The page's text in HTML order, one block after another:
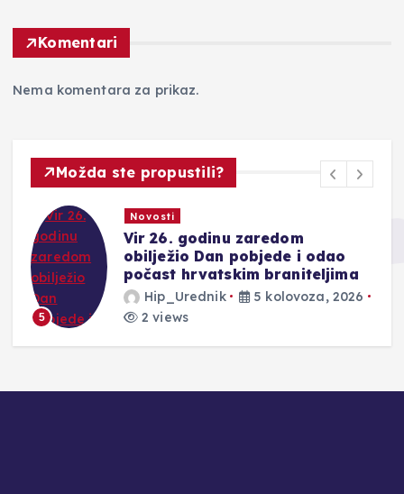
Komentari
Nema komentara za prikaz.
Možda ste propustili?
5
Novosti
Vir 26. godinu zaredom
obilježio Dan pobjede i odao
počast hrvatskim braniteljima
Hip_Urednik
5 kolovoza, 2026
2 views